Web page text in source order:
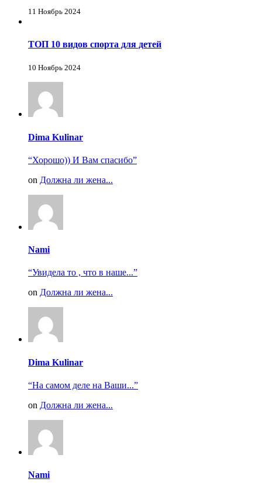
11 Ноябрь 2024
ТОП 10 видов спорта для детей
10 Ноябрь 2024
Dima Kulinar
“Хорошо)) И Вам спасибо”
on Должна ли жена...
Nami
“Увидела то , что в наше...”
on Должна ли жена...
Dima Kulinar
“На самом деле на Ваши...”
on Должна ли жена...
Nami